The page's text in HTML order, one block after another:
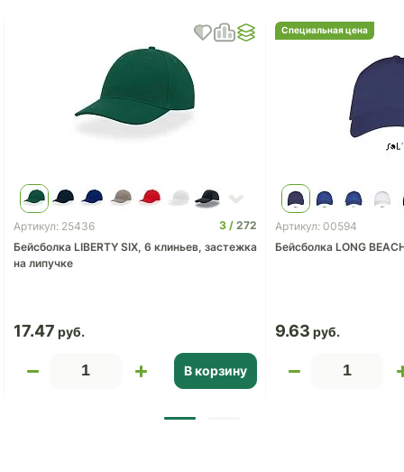
Артикул: 25436 3
272
Бейсболка LIBERTY SIX, 6 клиньев, застежка
на липучке
17.47
В корзину
Специальная цена
Артикул: 00594
Бейсболка LONG
9.63